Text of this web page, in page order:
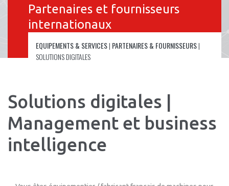
Partenaires et fournisseurs
internationaux
EQUIPEMENTS & SERVICES| PARTENAIRES & FOURNISSEURS|
SOLUTIONS DIGITALES
Solutions digitales |
Management et business
intelligence